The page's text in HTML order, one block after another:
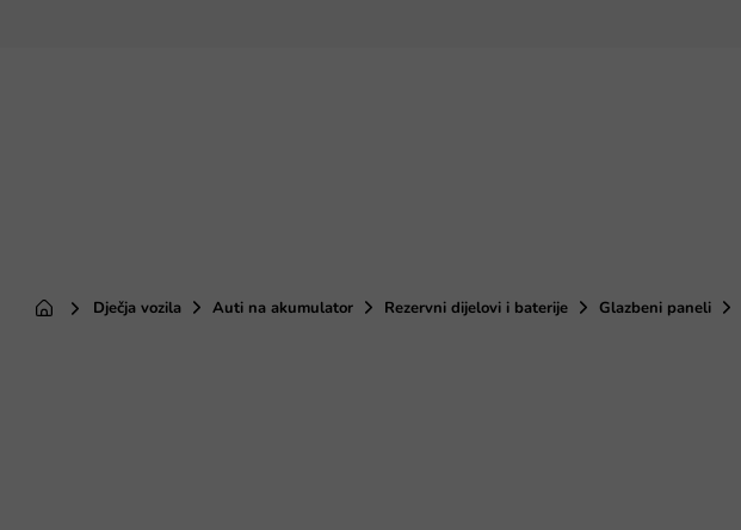
PočetnaDječja vozila Auti na akumulator Rezervni dijelovi i baterije Glazbeni paneli